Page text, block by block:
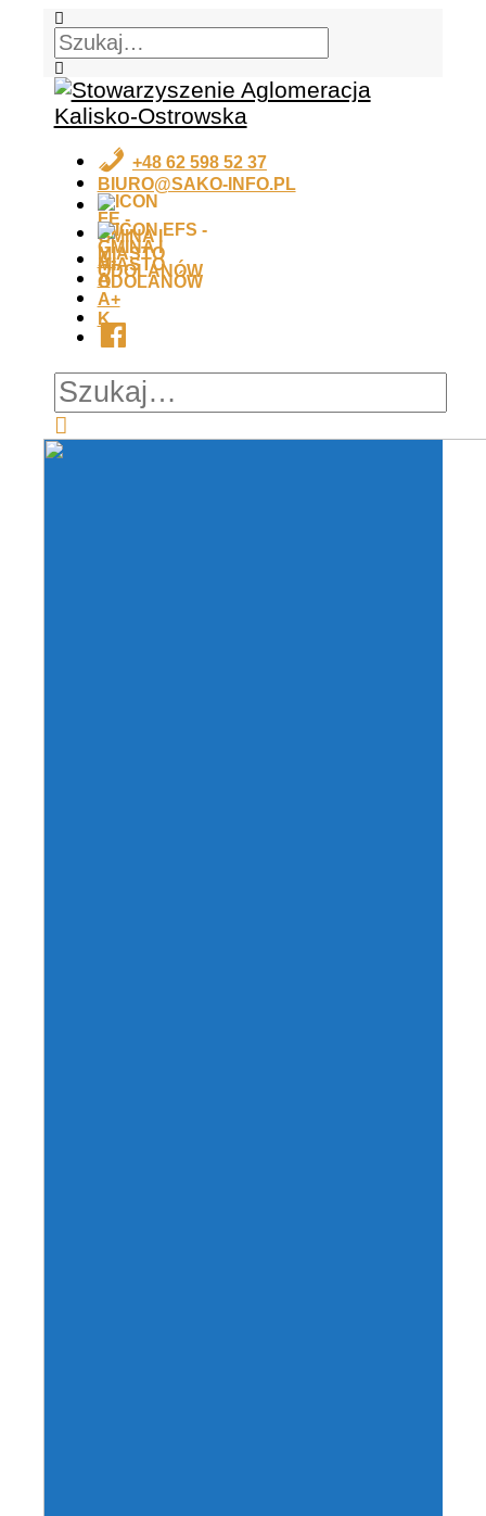
+48 62 598 52 37
BIURO@SAKO-INFO.PL
A-
A
A+
K